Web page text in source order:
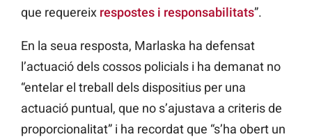
que requereix respostes i responsabilitats”.
En la seua resposta, Marlaska ha defensat
l’actuació dels cossos policials i ha demanat no
“entelar el treball dels dispositius per una
actuació puntual, que no s’ajustava a criteris de
proporcionalitat” i ha recordat que “s’ha obert un